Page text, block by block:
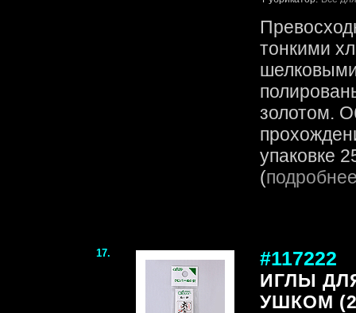
тонкими
золотом.
упаковке
(
17. #117222
ИГЛЫ
УШКОМ